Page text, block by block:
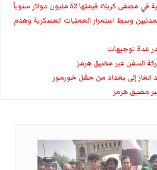
قيمتها 52 مليون دولار سنوياً
وسط استمرار العمليات العسكرية وهدم
عدة توجيهات
السفن عبر مضيق هرمز
الغاز إلى بغداد من حقل خورمور
مضيق هرمز